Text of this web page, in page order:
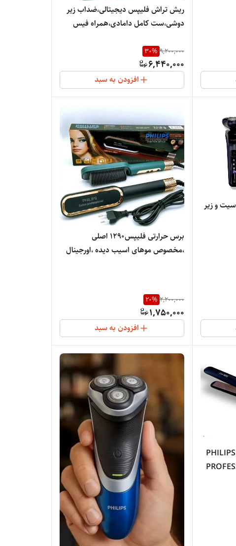
ریش تراش فلیپس دیجیتالی،ضداب زیر
دوشی،ست کامل دامادی،همراه فیس
9,200,000
30%
6,440,000
افزودن به سبد
و زیر
برس حرارتی فلیپس1290 اصلی
،مخصوص موهای اسیب دیده ،اورجینال
2,200,000
20%
1,750,000
افزودن به سبد
اتومو فلیپس کف نانو کرلی مو PHILIPS